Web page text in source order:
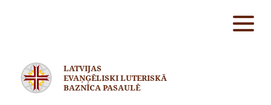
LATVIJAS
EVAŅĢĒLISKI LUTERISKĀ
BAZNĪCA PASAULĒ